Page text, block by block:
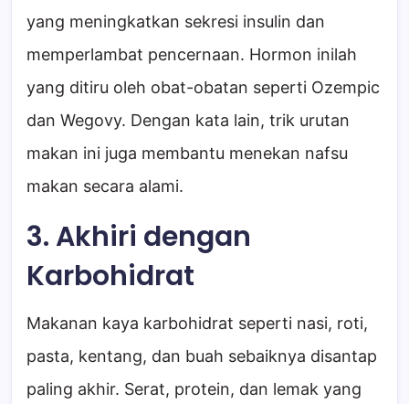
yang meningkatkan sekresi insulin dan
memperlambat pencernaan. Hormon inilah
yang ditiru oleh obat-obatan seperti Ozempic
dan Wegovy. Dengan kata lain, trik urutan
makan ini juga membantu menekan nafsu
makan secara alami.
3. Akhiri dengan
Karbohidrat
Makanan kaya karbohidrat seperti nasi, roti,
pasta, kentang, dan buah sebaiknya disantap
paling akhir. Serat, protein, dan lemak yang